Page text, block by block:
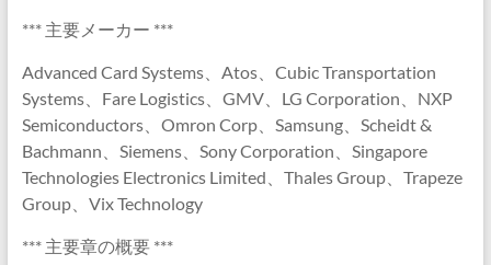
*** 主要メーカー ***
Advanced Card Systems、Atos、Cubic Transportation
Systems、Fare Logistics、GMV、LG Corporation、NXP
Semiconductors、Omron Corp、Samsung、Scheidt &
Bachmann、Siemens、Sony Corporation、Singapore
Technologies Electronics Limited、Thales Group、Trapeze
Group、Vix Technology
*** 主要章の概要 ***